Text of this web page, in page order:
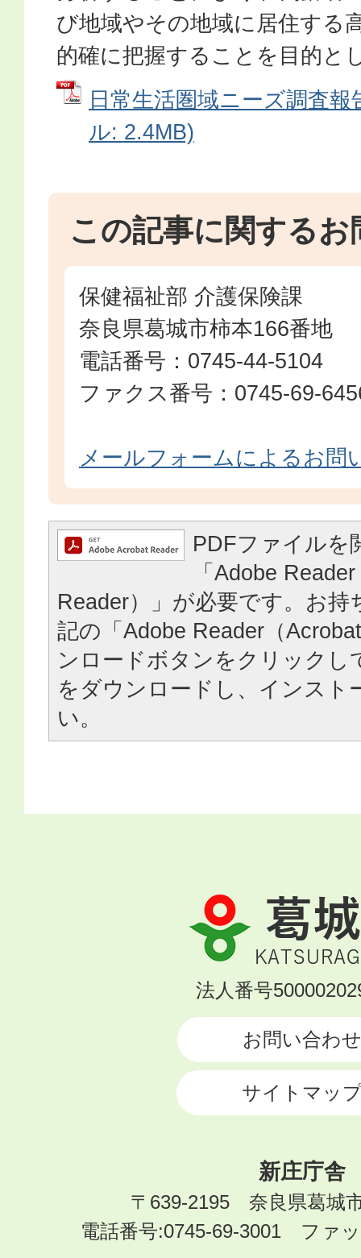
び地域やその地域に居住する
的確に把握することを目的と
日常生活圏域ニーズ調査
ル: 2.4MB)
この記事に関するお
保健福祉部 介護保険課
奈良県葛城市柿本166番地
電話番号：0745-44-5104
ファクス番号：0745-69-
メールフォームによるお問
PDFファイルを
「Adobe
Reader）」が必要です。お持
記の「Adobe Reader（
ンロードボタンをクリックし
をダウンロードし、インスト
い。
葛
城
市
KATSURAGI
法人番号
お問い合わせ
サイトマッ
新庄庁舎
〒639-2195 奈良県葛城
電話番号:0745-69-3001 ファ